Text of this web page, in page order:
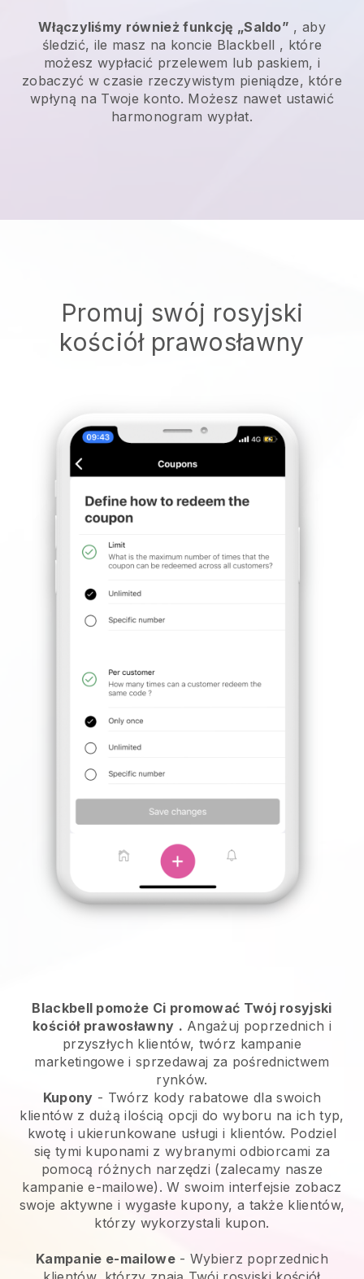
Włączyliśmy również funkcję „Saldo” , aby
śledzić, ile masz na koncie Blackbell , które
możesz wypłacić przelewem lub paskiem, i
zobaczyć w czasie rzeczywistym pieniądze, które
wpłyną na Twoje konto. Możesz nawet ustawić
harmonogram wypłat.
Promuj swój rosyjski
kościół prawosławny
Blackbell pomoże Ci promować Twój rosyjski
kościół prawosławny . Angażuj poprzednich i
przyszłych klientów, twórz kampanie
marketingowe i sprzedawaj za pośrednictwem
rynków.
Kupony - Twórz kody rabatowe dla swoich
klientów z dużą ilością opcji do wyboru na ich typ,
kwotę i ukierunkowane usługi i klientów. Podziel
się tymi kuponami z wybranymi odbiorcami za
pomocą różnych narzędzi (zalecamy nasze
kampanie e-mailowe). W swoim interfejsie zobacz
swoje aktywne i wygasłe kupony, a także klientów,
którzy wykorzystali kupon.
Kampanie e-mailowe- Wybierz poprzednich